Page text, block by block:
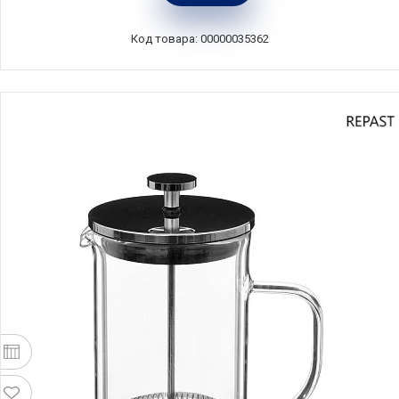
Великобритания, LCPISA8CPGRNW
Код товара: 00000035362